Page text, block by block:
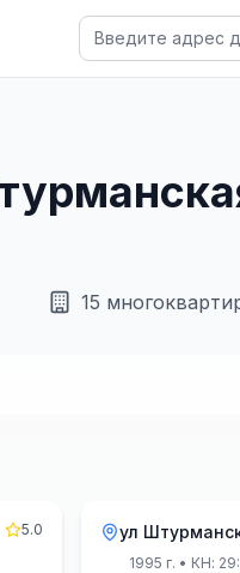
15
5.0
ул
1995 г. • КН: